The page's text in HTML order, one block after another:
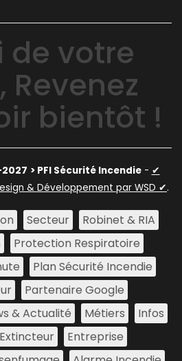
de votre
Revenez
bientôt !
> PFI Sécurité Incendie- ✔
& Développement par WSD ✔.
Secteur
Robinet & RIA
Protection Respiratoire
Plan Sécurité Incendie
Partenaire Google
& Actualité Métiers
Infos
Extincteur
Entreprise